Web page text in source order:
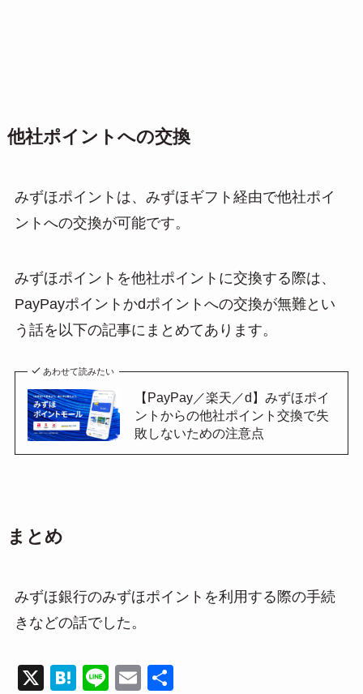
他社ポイントへの交換
みずほポイントは、みずほギフト経由で他社ポイ
ントへの交換が可能です。
みずほポイントを他社ポイントに交換する際は、
PayPayポイントかdポイントへの交換が無難とい
う話を以下の記事にまとめてあります。
あわせて読みたい
【PayPay／楽天／d】みずほポイ
ントからの他社ポイント交換で失
敗しないための注意点
まとめ
みずほ銀行のみずほポイントを利用する際の手続
きなどの話でした。
X
H
Li
E